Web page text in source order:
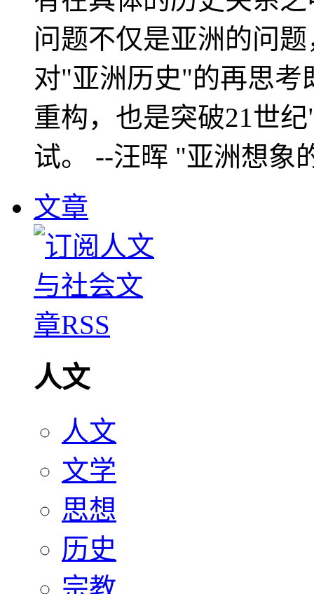
问题不仅是亚洲的问
对"亚洲历史"的再思考
重构，也是突破21世
试。 --汪晖 "亚洲想象
文章
人文
人文
文学
思想
历史